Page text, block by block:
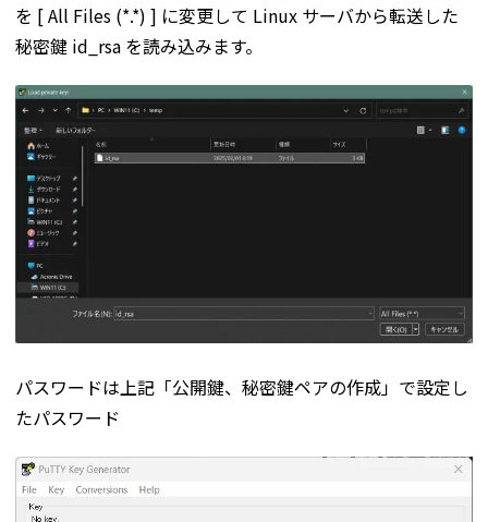
を [ All Files (*.*) ] に変更して Linux サーバから転送した
秘密鍵 id_rsa を読み込みます。
パスワードは上記「公開鍵、秘密鍵ペアの作成」で設定し
たパスワード